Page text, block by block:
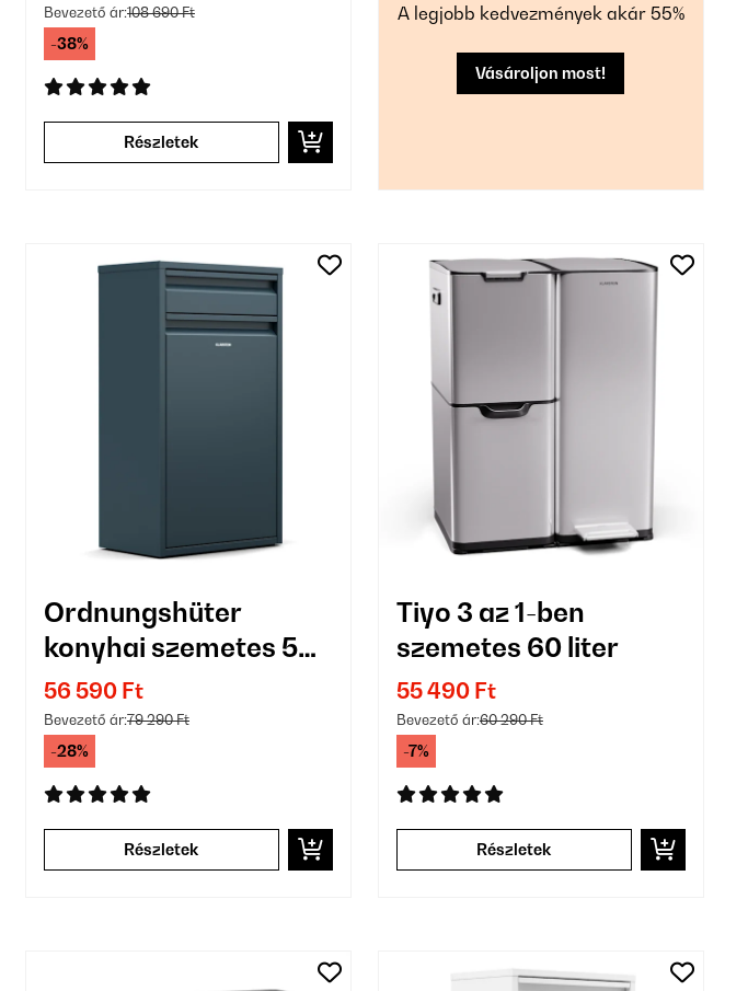
Bevezető ár:108 690 Ft
-38%
Részletek
A legjobb kedvezmények akár 55%
Vásároljon most!
Ordnungshüter
konyhai szemetes 50
L
56 590 Ft
Bevezető ár:79 290 Ft
-28%
Részletek
Tiyo 3 az 1-ben
szemetes 60 liter
55 490 Ft
Bevezető ár:60 290 Ft
-7%
Részletek